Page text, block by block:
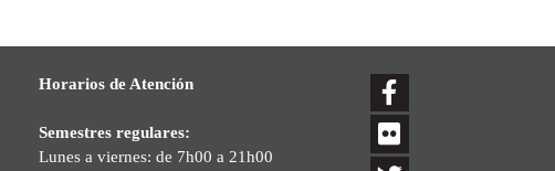
Horarios de Atención
Semestres regulares:
Lunes a viernes: de 7h00 a 21h00